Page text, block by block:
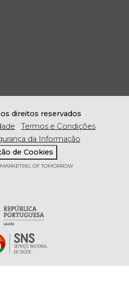
direitos reservados
Termos e Condições
da Informação
de Cookies
OF TOMORROW